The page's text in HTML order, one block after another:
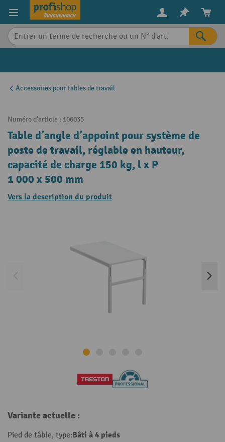
content
Accessoires pour tables de travail
Numéro d'article : 106035
Table d’angle d’appoint pour système de
poste de travail, réglable en hauteur,
capacité de charge 150 kg, l x P
1 000 x 500 mm
Vers la description du produit
Variante actuelle :
Pied de tâble, type:Bâti à 4 pieds